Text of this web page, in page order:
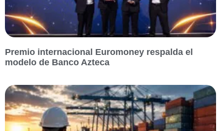
Premio internacional Euromoney respalda el
modelo de Banco Azteca